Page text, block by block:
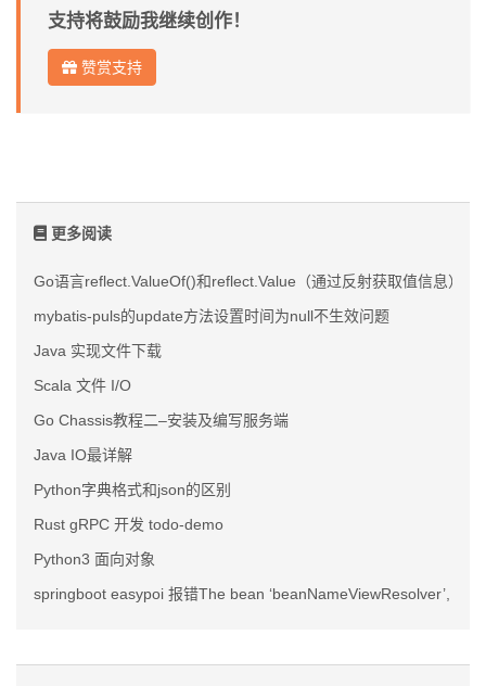
支持将鼓励我继续创作！
赞赏支持
更多阅读
Go语言reflect.ValueOf()和reflect.Value（通过反射获取值信息）
mybatis-puls的update方法设置时间为null不生效问题
Java 实现文件下载
Scala 文件 I/O
Go Chassis教程二–安装及编写服务端
Java IO最详解
Python字典格式和json的区别
Rust gRPC 开发 todo-demo
Python3 面向对象
springboot easypoi 报错The bean ‘beanNameViewResolver’,